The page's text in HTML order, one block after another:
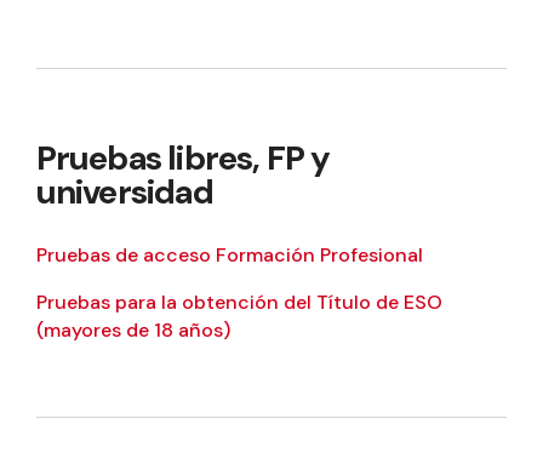
Pruebas libres, FP y
universidad
Pruebas de acceso Formación Profesional
Pruebas para la obtención del Título de ESO
(mayores de 18 años)